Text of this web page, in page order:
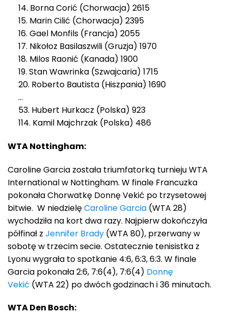
14. Borna Corić (Chorwacja) 2615
15. Marin Cilić (Chorwacja) 2395
16. Gael Monfils (Francja) 2055
17. Nikołoz Basilaszwili (Gruzja) 1970
18. Milos Raonić (Kanada) 1900
19. Stan Wawrinka (Szwajcaria) 1715
20. Roberto Bautista (Hiszpania) 1690
…
53. Hubert Hurkacz (Polska) 923
114. Kamil Majchrzak (Polska) 486
WTA Nottingham:
Caroline Garcia została triumfatorką turnieju WTA
International w Nottingham. W finale Francuzka
pokonała Chorwatkę Donnę Vekić po trzysetowej
bitwie. W niedzielęCaroline Garcia (WTA 28)
wychodziła na kort dwa razy. Najpierw dokończyła
półfinał z Jennifer Brady (WTA 80), przerwany w
sobotę w trzecim secie. Ostatecznie tenisistka z
Lyonu wygrała to spotkanie 4:6, 6:3, 6:3. W finale
Garcia pokonała 2:6, 7:6(4), 7:6(4) Donnę
Vekić (WTA 22) po dwóch godzinach i 36 minutach.
WTA Den Bosch: